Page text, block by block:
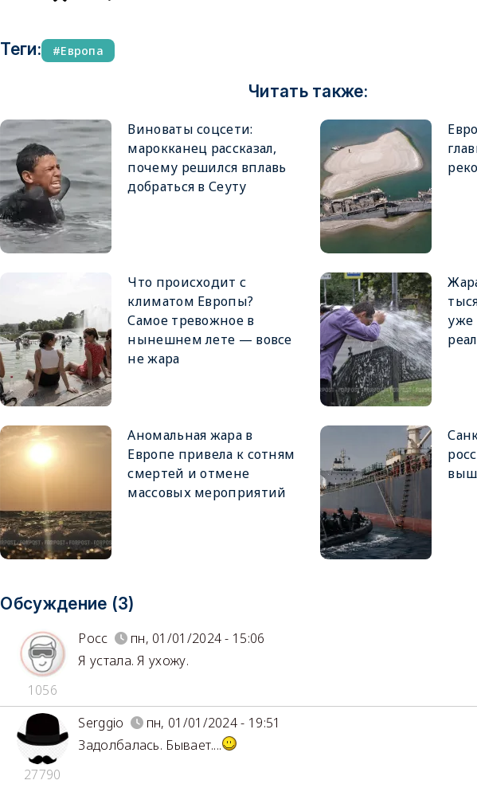
Теги: Европа
Читать также:
Виноваты соцсети:
марокканец рассказал,
почему решился вплавь
добраться в Сеуту
Что происходит с
климатом Европы?
Самое тревожное в
нынешнем лете — вовсе
не жара
уже
Аномальная жара в
Европе привела к сотням
смертей и отмене
массовых мероприятий
Обсуждение (3)
1056
Росс
пн, 01/01/2024 - 15:06
Я устала. Я ухожу.
27790
Serggio
пн, 01/01/2024 - 19:51
Задолбалась. Бывает....